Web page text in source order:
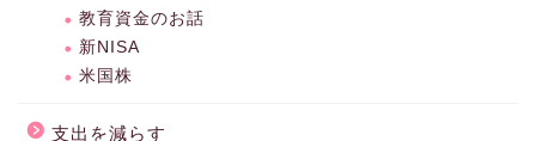
教育資金のお話
新NISA
米国株
支出を減らす